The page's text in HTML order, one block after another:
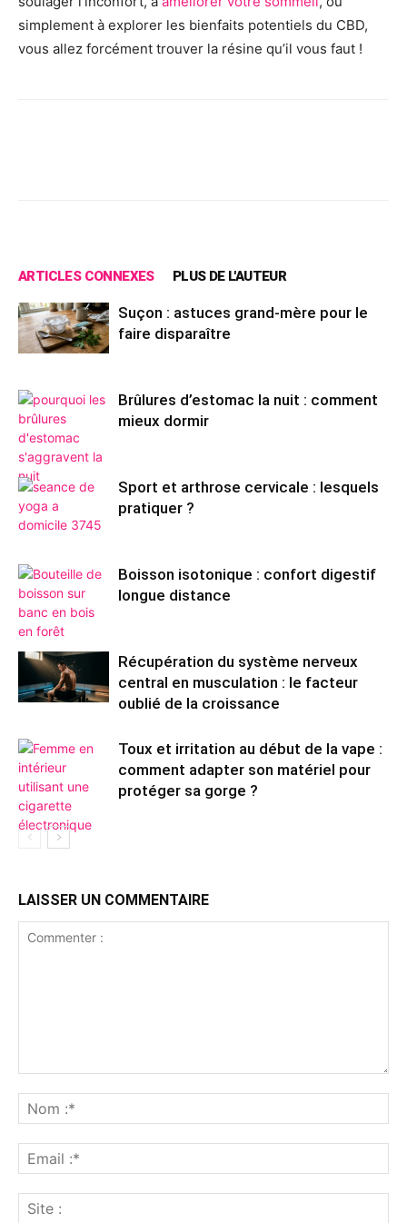
simplement à explorer les bienfaits potentiels du CBD,
vous allez forcément trouver la résine qu’il vous faut !
ARTICLES CONNEXES PLUS DE L'AUTEUR
Suçon : astuces grand-mère pour le
faire disparaître
Brûlures d’estomac la nuit : comment
mieux dormir
Sport et arthrose cervicale : lesquels
pratiquer ?
Boisson isotonique : confort digestif
longue distance
Récupération du système nerveux
central en musculation : le facteur
oublié de la croissance
Toux et irritation au début de la vape :
comment adapter son matériel pour
protéger sa gorge ?
LAISSER UN COMMENTAIRE